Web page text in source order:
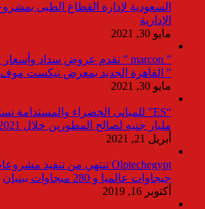
الإدارية
مايو 30, 2021
” القاهرة الجديد بمعرض نيكست موف
مايو 30, 2021
مليار جنيه لصالح المطورين خلال 2021
أبريل 21, 2021
جيجاوات عالميا و 280 ميجاوات ببنبان
أكتوبر 16, 2019